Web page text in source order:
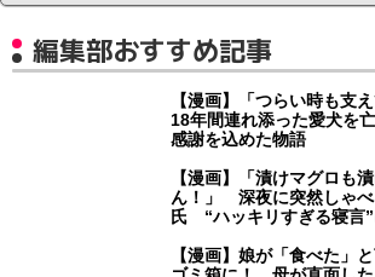
編集部おすすめ記事
【漫画】「つらい時も支
18年間連れ添った愛犬
感謝を込めた物語
【漫画】「漬けマグロも
ん！」 深夜に突然しゃ
氏 “ハッキリすぎる寝言
【漫画】娘が「食べた」